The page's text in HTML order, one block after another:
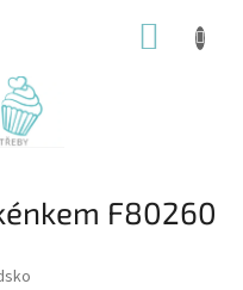
F80260